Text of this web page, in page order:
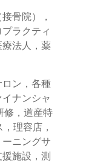
骨院），
ラクティ
法人，薬
ン，各種
ナンシャ
修，道産特
理容店，
ニングサ
施設，測